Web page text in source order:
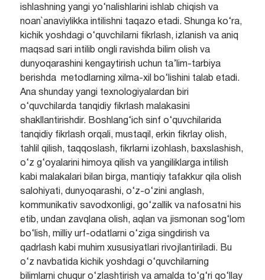
ishlashning yangi yo‘nalishlarini ishlab chiqish va
noan`anaviylikka intilishni taqazo etadi. Shunga ko‘ra,
kichik yoshdagi o‘quvchilarni fikrlash, izlanish va aniq
maqsad sari intilib ongli ravishda bilim olish va
dunyoqarashini kengaytirish uchun ta’lim-tarbiya
berishda metodlarning xilma-xil bo‘lishini talab etadi.
Ana shunday yangi texnologiyalardan biri
o‘quvchilarda tanqidiy fikrlash malakasini
shakllantirishdir. Boshlang‘ich sinf o‘quvchilarida
tanqidiy fikrlash orqali, mustaqil, erkin fikrlay olish,
tahlil qilish, taqqoslash, fikrlarni izohlash, baxslashish,
o‘z g‘oyalarini himoya qilish va yangiliklarga intilish
kabi malakalari bilan birga, mantiqiy tafakkur qila olish
salohiyati, dunyoqarashi, o‘z-o‘zini anglash,
kommunikativ savodxonligi, go‘zallik va nafosatni his
etib, undan zavqlana olish, aqlan va jismonan sog‘lom
bo‘lish, milliy urf-odatlarni o‘ziga singdirish va
qadrlash kabi muhim xususiyatlari rivojlantiriladi. Bu
o‘z navbatida kichik yoshdagi o‘quvchilarning
bilimlarni chuqur o‘zlashtirish va amalda to‘g‘ri qo‘llay